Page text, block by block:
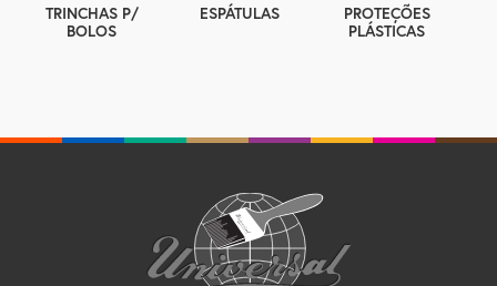
TRINCHAS P/
BOLOS
ESPÁTULAS
PROTEÇÕES
PLÁSTICAS